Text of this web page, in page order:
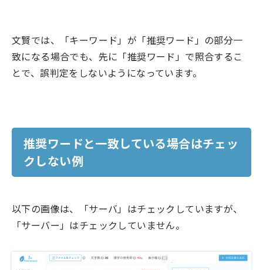
文賢では、「キーワード」が「推奨ワード」の部分一
致になる場合でも、先に「推奨ワード」で照合するこ
とで、誤判定をしないようになっています。
推奨ワードと一致している場合はチェッ
クしない例
以下の画像は、「サーバ」はチェックしていますが、
「サーバー」はチェックしていません。